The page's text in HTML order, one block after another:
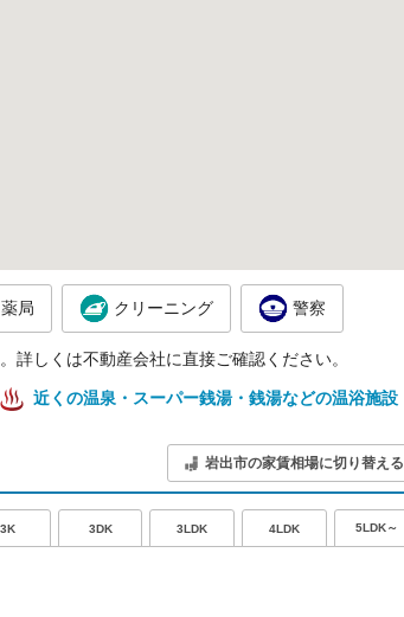
薬局 クリーニング 警察
詳しくは不動産会社に直接ご確認ください。
近くの温泉・スーパー銭湯・銭湯などの温浴施設
岩出市の家賃相場に切り替える
3K 3DK 3LDK 4LDK 5LDK～